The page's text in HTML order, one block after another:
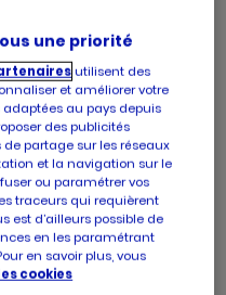
MONTPELLIER
10:00-
10:00- 19:30
10:00-19:30
10:00-19:30
10:00-19:30
09:00-19:30
une priorité
utilisent des
et améliorer votre
adaptées au pays depuis
des publicités
partage sur les réseaux
et la navigation sur le
ou paramétrer vos
traceurs qui requièrent
est d’ailleurs possible de
en les paramétrant
en savoir plus, vous
cookies